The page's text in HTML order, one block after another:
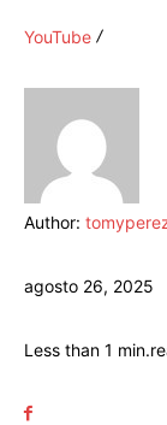
YouTube
Author:
agosto 26, 2025
Less than 1 min.